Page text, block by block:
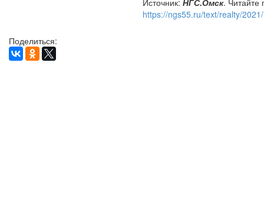
Источник: НГС.Омск. Читайте
https://ngs55.ru/text/realty/
Поделиться: